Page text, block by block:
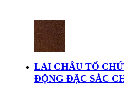
LAI CHÂU TỔ
ĐỘNG ĐẶC SẮC